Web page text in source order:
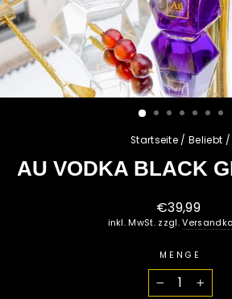
Startseite / Beliebt /
AU VODKA BLACK
Normaler
Preis
€39,99
inkl. MwSt. zzgl.
MENGE
+